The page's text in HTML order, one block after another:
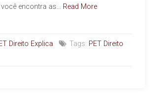
encontra as… Read More
Direito Explica Tags: PET Direito